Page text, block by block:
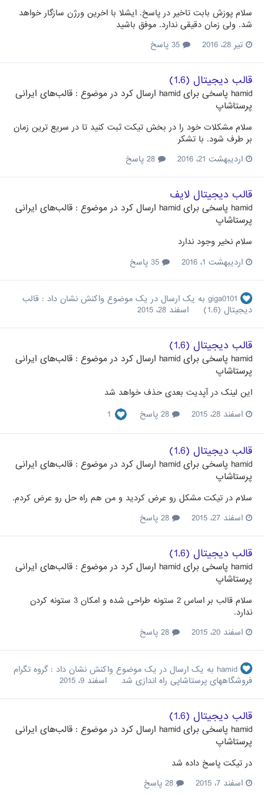
سلام پوزش بابت تاخیر در پاسخ. ایشلا با اخرین ورژن سازگار خواهد
شد. ولی زمان دقیقی ندارد. موفق باشید
تیر 28، 2016
قالب دیجیتال (1.6)
hamid پاسخی برای hamid ارسال کرد در موضوع : قالب‌های ایرانی
پرستاشاپ
سلام مشکلات خود را در بخش تیکت ثبت کنید تا در سریع ترین زمان
بر طرف شود. با تشکر
اردیبهشت 21، 2016
قالب دیجیتال لایف
hamid پاسخی برای hamid ارسال کرد در موضوع : قالب‌های ایرانی
پرستاشاپ
سلام نخیر وجود ندارد
اردیبهشت 1، 2016
giga0101 به یک ارسال در یک موضوع واکنش نشان داد : قالب
دیجیتال (1.6)
اسفند 28، 2015
قالب دیجیتال (1.6)
hamid پاسخی برای hamid ارسال کرد در موضوع : قالب‌های ایرانی
پرستاشاپ
این لینک در آپدیت بعدی حذف خواهد شد
اسفند 28، 2015
1
قالب دیجیتال (1.6)
hamid پاسخی برای hamid ارسال کرد در موضوع : قالب‌های ایرانی
پرستاشاپ
سلام در تیکت مشکل رو عرض کردید و من هم راه حل رو عرض کردم.
اسفند 27، 2015
قالب دیجیتال (1.6)
hamid پاسخی برای hamid ارسال کرد در موضوع : قالب‌های ایرانی
پرستاشاپ
سلام قالب بر اساس 2 ستونه طراحی شده و امکان 3 ستونه کردن
ندارد.
اسفند 20، 2015
hamid به یک ارسال در یک موضوع واکنش نشان داد :گروه تگرام
فروشگاههای پرستاشاپی راه اندازی شد
اسفند 9، 2015
قالب دیجیتال (1.6)
hamid پاسخی برای hamid ارسال کرد در موضوع : قالب‌های ایرانی
پرستاشاپ
در تیکت پاسخ داده شد
اسفند 7، 2015